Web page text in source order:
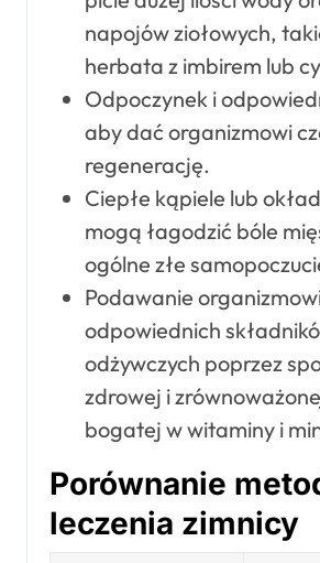
napojów ziołowych,
herbata z imbirem lub
Odpoczynek i
aby dać organizmowi
regenerację.
Ciepłe kąpiele lub
mogą łagodzić bóle
ogólne złe
Podawanie
odpowiednich
odżywczych poprzez
zdrowej i
bogatej w witaminy i
Porównanie
leczenia zimnicy